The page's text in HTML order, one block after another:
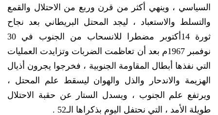
السياسي ، وينهي أكثر من قرن وربع من الاحتلال والقمع
والتسلط والاستعباد ، ليجد المحتل البريطاني بعد نجاح
ثورة 14أكتوبر مضطرا للانسحاب من الجنوب في 30
نوفمبر 1967م بعد أن تعاظمت الضربات وتزايدت العمليات
التي نفذها أبطال المقاومة الجنوبية ، فخرجوا يجرون أذيال
الهزيمة والاندحار والذل والهوان ليسقط علم المحتل ،
ويرتفع علم الجنوب ، ويسدل الستار عن حقبة الاحتلال
طويلة الأمد ، التي نحتفل اليوم بذكراها الـ52 .